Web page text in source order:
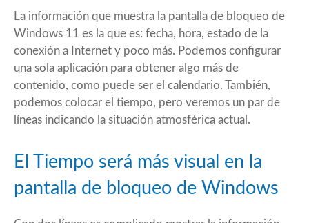
La información que muestra la pantalla de bloqueo de
Windows 11 es la que es: fecha, hora, estado de la
conexión a Internet y poco más. Podemos configurar
una sola aplicación para obtener algo más de
contenido, como puede ser el calendario. También,
podemos colocar el tiempo, pero veremos un par de
líneas indicando la situación atmosférica actual.
El Tiempo será más visual en la
pantalla de bloqueo de Windows